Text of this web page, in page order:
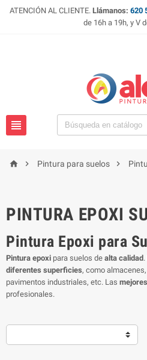
ATENCIÓN AL CLIENTE. Llámanos: 620
de 16h a 19h, y V

  Pintura para suelos 
PINTURA EPOXI
Pintura Epoxi para
Pintura epoxi para suelos de alta calidad
diferentes superficies, como
pavimentos industriales, etc. Las
profesionales.